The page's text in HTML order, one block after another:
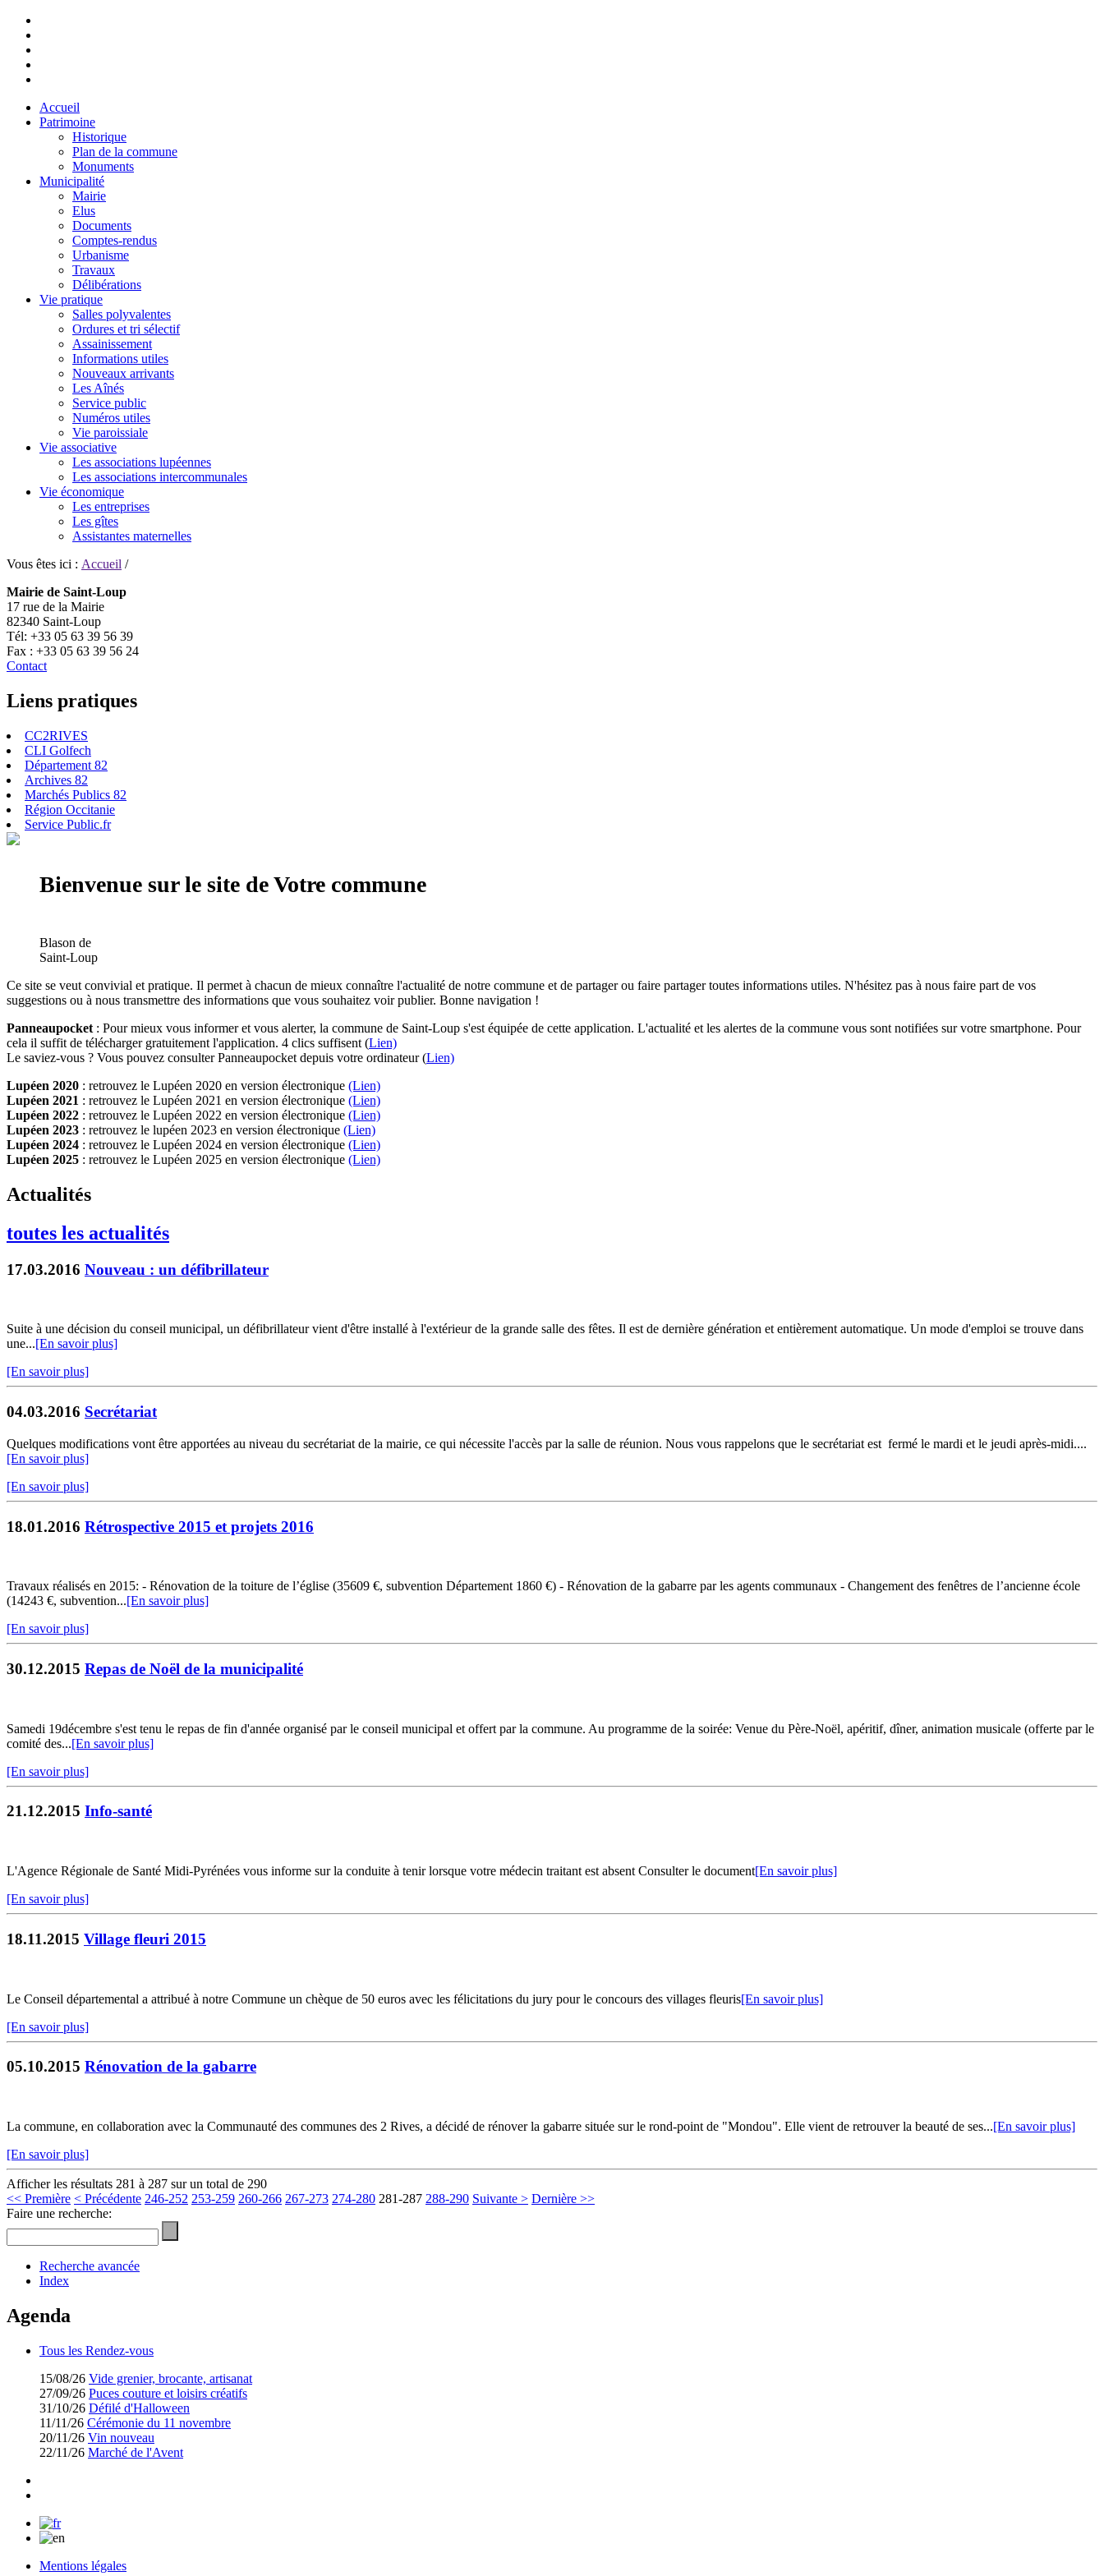
Accueil
Patrimoine
Historique
Plan de la commune
Monuments
Municipalité
Mairie
Elus
Documents
Comptes-rendus
Urbanisme
Travaux
Délibérations
Vie pratique
Salles polyvalentes
Ordures et tri sélectif
Assainissement
Informations utiles
Nouveaux arrivants
Les Aînés
Service public
Numéros utiles
Vie paroissiale
Vie associative
Les associations lupéennes
Les associations intercommunales
Vie économique
Les entreprises
Les gîtes
Assistantes maternelles
Vous êtes ici : Accueil /
Mairie de Saint-Loup
17 rue de la Mairie
82340 Saint-Loup
Tél: +33 05 63 39 56 39
Fax : +33 05 63 39 56 24
Contact
Liens pratiques
CC2RIVES
CLI Golfech
Département 82
Archives 82
Marchés Publics 82
Région Occitanie
Service Public.fr
Bienvenue sur le site de Votre commune
Blason de
Saint-Loup
Ce site se veut convivial et pratique. Il permet à chacun de mieux connaître l'actualité de notre commune et de partager ou faire partager toutes informations utiles. N'hésitez pas à nous faire part de vos
suggestions ou à nous transmettre des informations que vous souhaitez voir publier. Bonne navigation !
Panneaupocket : Pour mieux vous informer et vous alerter, la commune de Saint-Loup s'est équipée de cette application. L'actualité et les alertes de la commune vous sont notifiées sur votre smartphone. Pour
cela il suffit de télécharger gratuitement l'application. 4 clics suffisent (Lien)
Le saviez-vous ? Vous pouvez consulter Panneaupocket depuis votre ordinateur (Lien)
Lupéen 2020 : retrouvez le Lupéen 2020 en version électronique (Lien)
Lupéen 2021 : retrouvez le Lupéen 2021 en version électronique (Lien)
Lupéen 2022 : retrouvez le Lupéen 2022 en version électronique (Lien)
Lupéen 2023 : retrouvez le lupéen 2023 en version électronique (Lien)
Lupéen 2024 : retrouvez le Lupéen 2024 en version électronique (Lien)
Lupéen 2025 : retrouvez le Lupéen 2025 en version électronique (Lien)
Actualités
toutes les actualités
17.03.2016 Nouveau : un défibrillateur
Suite à une décision du conseil municipal, un défibrillateur vient d'être installé à l'extérieur de la grande salle des fêtes. Il est de dernière génération et entièrement automatique. Un mode d'emploi se trouve dans
une...[En savoir plus]
[En savoir plus]
04.03.2016 Secrétariat
Quelques modifications vont être apportées au niveau du secrétariat de la mairie, ce qui nécessite l'accès par la salle de réunion. Nous vous rappelons que le secrétariat est fermé le mardi et le jeudi après-midi....
[En savoir plus]
[En savoir plus]
18.01.2016 Rétrospective 2015 et projets 2016
Travaux réalisés en 2015: - Rénovation de la toiture de l’église (35609 €, subvention Département 1860 €) - Rénovation de la gabarre par les agents communaux - Changement des fenêtres de l’ancienne école
(14243 €, subvention...[En savoir plus]
[En savoir plus]
30.12.2015 Repas de Noël de la municipalité
Samedi 19décembre s'est tenu le repas de fin d'année organisé par le conseil municipal et offert par la commune. Au programme de la soirée: Venue du Père-Noël, apéritif, dîner, animation musicale (offerte par le
comité des...[En savoir plus]
[En savoir plus]
21.12.2015 Info-santé
L'Agence Régionale de Santé Midi-Pyrénées vous informe sur la conduite à tenir lorsque votre médecin traitant est absent Consulter le document[En savoir plus]
[En savoir plus]
18.11.2015 Village fleuri 2015
Le Conseil départemental a attribué à notre Commune un chèque de 50 euros avec les félicitations du jury pour le concours des villages fleuris[En savoir plus]
[En savoir plus]
05.10.2015 Rénovation de la gabarre
La commune, en collaboration avec la Communauté des communes des 2 Rives, a décidé de rénover la gabarre située sur le rond-point de "Mondou". Elle vient de retrouver la beauté de ses...[En savoir plus]
[En savoir plus]
Afficher les résultats 281 à 287 sur un total de 290
<< Première < Précédente 246-252 253-259 260-266 267-273 274-280 281-287 288-290 Suivante > Dernière >>
Faire une recherche:
Recherche avancée
Index
Agenda
Tous les Rendez-vous
15/08/26 Vide grenier, brocante, artisanat
27/09/26 Puces couture et loisirs créatifs
31/10/26 Défilé d'Halloween
11/11/26 Cérémonie du 11 novembre
20/11/26 Vin nouveau
22/11/26 Marché de l'Avent
Mentions légales